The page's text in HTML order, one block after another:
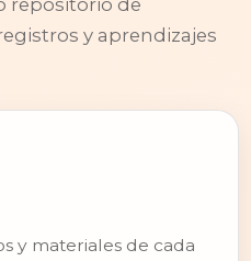
repositorio de
y aprendizajes
y materiales de cada